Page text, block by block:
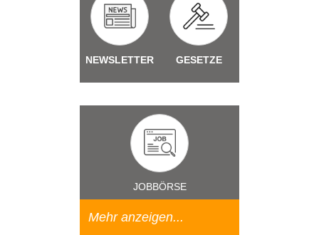
NEWSLETTER GESETZE
JOBBÖRSE
Mehr anzeigen...